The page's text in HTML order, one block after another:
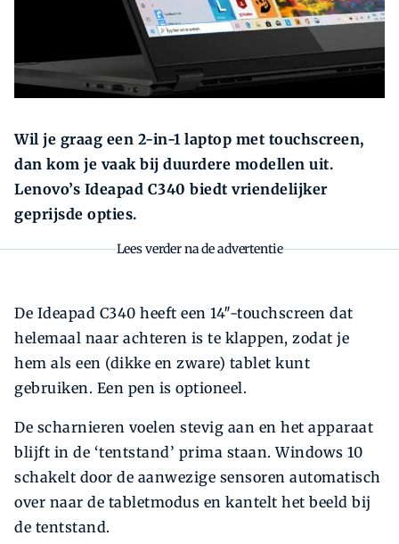
Zoek
Wil je graag een 2-in-1 laptop met touchscreen,
dan kom je vaak bij duurdere modellen uit.
Lenovo’s Ideapad C340 biedt vriendelijker
geprijsde opties.
Lees verder na de advertentie
De Ideapad C340 heeft een 14″-touchscreen dat
helemaal naar achteren is te klappen, zodat je
hem als een (dikke en zware) tablet kunt
gebruiken. Een pen is optioneel.
De scharnieren voelen stevig aan en het apparaat
blijft in de ‘tentstand’ prima staan. Windows 10
schakelt door de aanwezige sensoren automatisch
over naar de tabletmodus en kantelt het beeld bij
de tentstand.